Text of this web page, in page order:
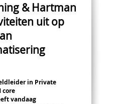
& Hartman
uit op
in Private
core
vandaag